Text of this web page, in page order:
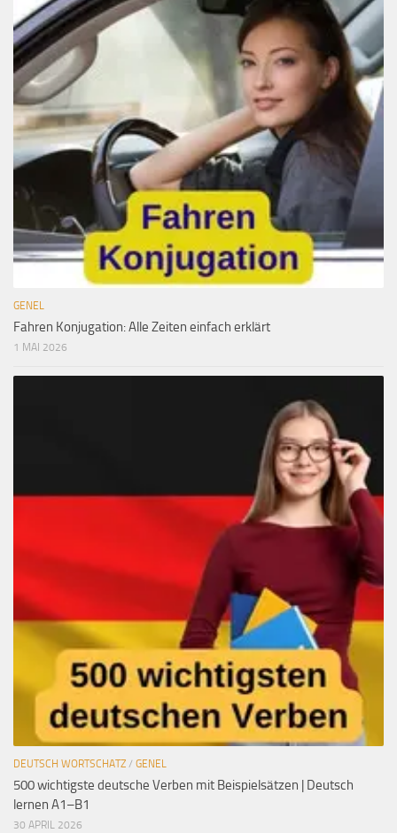
GENEL
Fahren Konjugation: Alle Zeiten einfach erklärt
1 MAI 2026
DEUTSCH WORTSCHATZ / GENEL
500 wichtigste deutsche Verben mit Beispielsätzen | Deutsch
lernen A1–B1
30 APRIL 2026